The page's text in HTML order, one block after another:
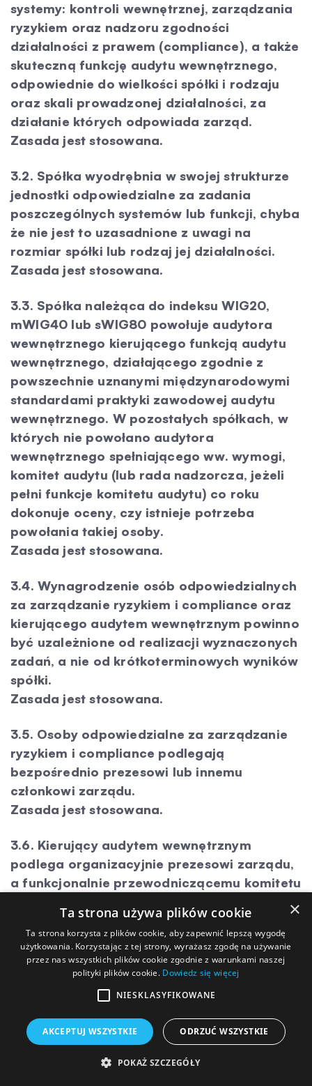
systemy: kontroli wewnętrznej, zarządzania
ryzykiem oraz nadzoru zgodności
działalności z prawem (compliance), a także
skuteczną funkcję audytu wewnętrznego,
odpowiednie do wielkości spółki i rodzaju
oraz skali prowadzonej działalności, za
działanie których odpowiada zarząd.
Zasada jest stosowana.
3.2. Spółka wyodrębnia w swojej strukturze
jednostki odpowiedzialne za zadania
poszczególnych systemów lub funkcji, chyba
że nie jest to uzasadnione z uwagi na
rozmiar spółki lub rodzaj jej działalności.
Zasada jest stosowana.
3.3. Spółka należąca do indeksu WIG20,
mWIG40 lub sWIG80 powołuje audytora
wewnętrznego kierującego funkcją audytu
wewnętrznego, działającego zgodnie z
powszechnie uznanymi międzynarodowymi
standardami praktyki zawodowej audytu
wewnętrznego. W pozostałych spółkach, w
których nie powołano audytora
wewnętrznego spełniającego ww. wymogi,
komitet audytu (lub rada nadzorcza, jeżeli
pełni funkcje komitetu audytu) co roku
dokonuje oceny, czy istnieje potrzeba
powołania takiej osoby.
Zasada jest stosowana.
3.4. Wynagrodzenie osób odpowiedzialnych
za zarządzanie ryzykiem i compliance oraz
kierującego audytem wewnętrznym powinno
być uzależnione od realizacji wyznaczonych
zadań, a nie od krótkoterminowych wyników
spółki.
Zasada jest stosowana.
3.5. Osoby odpowiedzialne za zarządzanie
ryzykiem i compliance podlegają
bezpośrednio prezesowi lub innemu
członkowi zarządu.
Zasada jest stosowana.
3.6. Kierujący audytem wewnętrznym
podlega organizacyjnie prezesowi zarządu,
a funkcjonalnie przewodniczącemu komitetu
nadzorczej, jeżeli rada pełni funkcję
komitetu audytu.
Zasada jest stosowana.
3.7. Zasady 3.4 – 3.6 mają zastosowanie
spółki o istotnym znaczeniu dla jej
działalności, jeśli wyznaczono w nich osoby
do wykonywania tych zadań.
×
Ta strona używa plików cookie
Ta strona korzysta z plików cookie, aby zapewnić lepszą wygodę
użytkowania. Korzystając z tej strony, wyrażasz zgodę na używanie
przez nas wszystkich plików cookie zgodnie z warunkami naszej
polityki plików cookie. Dowiedz się więcej
NIESKLASYFIKOWANE
AKCEPTUJ WSZYSTKIE ODRZUĆ WSZYSTKIE
POKAŻ SZCZEGÓŁY